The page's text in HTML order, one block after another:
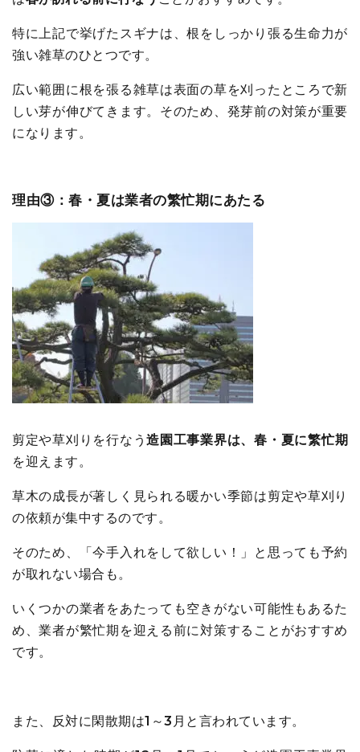
特に上記で挙げたスギナは、根をしっかり張る生命力が
強い雑草のひとつです。
広い範囲に根を張る雑草は表面の草を刈ったところで新
しい芽が伸びてきます。そのため、発芽前の対策が重要
になります。
理由③：春・夏は業者の繁忙期にあたる
剪定や草刈りを行なう造園工事業界は、春・夏に繁忙期
を迎えます。
草木の成長が著しく見られる暖かい季節は剪定や草刈り
の依頼が集中するのです。
そのため、「今手入れをして欲しい！」と思っても予約
が取れない場合も。
いくつかの業者をあたっても空きがない可能性もあるた
め、業者が繁忙期を迎える前に対策することがおすすめ
です。
また、反対に閑散期は1～3月と言われています。